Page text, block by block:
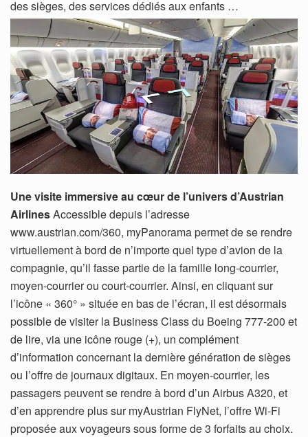
des sièges, des services dédiés aux enfants …
Une visite immersive au cœur de l’univers d’Austrian
AirlinesAccessible depuis l’adresse
www.austrian.com/360, myPanorama permet de se rendre
virtuellement à bord de n’importe quel type d’avion de la
compagnie, qu’il fasse partie de la famille long-courrier,
moyen-courrier ou court-courrier. Ainsi, en cliquant sur
l’icône « 360° » située en bas de l’écran, il est désormais
possible de visiter la Business Class du Boeing 777-200 et
de lire, via une icône rouge (+), un complément
d’information concernant la dernière génération de sièges
ou l’offre de journaux digitaux. En moyen-courrier, les
passagers peuvent se rendre à bord d’un Airbus A320, et
d’en apprendre plus sur myAustrian FlyNet, l’offre Wi-Fi
proposée aux voyageurs sous forme de 3 forfaits au choix.